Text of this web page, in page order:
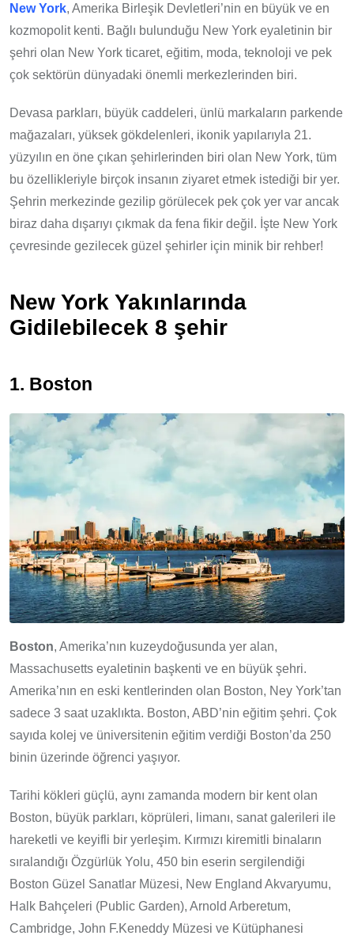
New York, Amerika Birleşik Devletleri’nin en büyük ve en
kozmopolit kenti. Bağlı bulunduğu New York eyaletinin bir
şehri olan New York ticaret, eğitim, moda, teknoloji ve pek
çok sektörün dünyadaki önemli merkezlerinden biri.
Devasa parkları, büyük caddeleri, ünlü markaların parkende
mağazaları, yüksek gökdelenleri, ikonik yapılarıyla 21.
yüzyılın en öne çıkan şehirlerinden biri olan New York, tüm
bu özellikleriyle birçok insanın ziyaret etmek istediği bir yer.
Şehrin merkezinde gezilip görülecek pek çok yer var ancak
biraz daha dışarıyı çıkmak da fena fikir değil. İşte New York
çevresinde gezilecek güzel şehirler için minik bir rehber!
New York Yakınlarında
Gidilebilecek 8 şehir
1. Boston
Boston, Amerika’nın kuzeydoğusunda yer alan,
Massachusetts eyaletinin başkenti ve en büyük şehri.
Amerika’nın en eski kentlerinden olan Boston, Ney York’tan
sadece 3 saat uzaklıkta. Boston, ABD’nin eğitim şehri. Çok
sayıda kolej ve üniversitenin eğitim verdiği Boston’da 250
binin üzerinde öğrenci yaşıyor.
Tarihi kökleri güçlü, aynı zamanda modern bir kent olan
Boston, büyük parkları, köprüleri, limanı, sanat galerileri ile
hareketli ve keyifli bir yerleşim. Kırmızı kiremitli binaların
sıralandığı Özgürlük Yolu, 450 bin eserin sergilendiği
Boston Güzel Sanatlar Müzesi, New England Akvaryumu,
Halk Bahçeleri (Public Garden), Arnold Arberetum,
Cambridge, John F.Keneddy Müzesi ve Kütüphanesi